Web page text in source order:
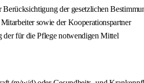
der gesetzlichen
sowie der Kooperationspartner
für die Pflege notwendigen Mittel